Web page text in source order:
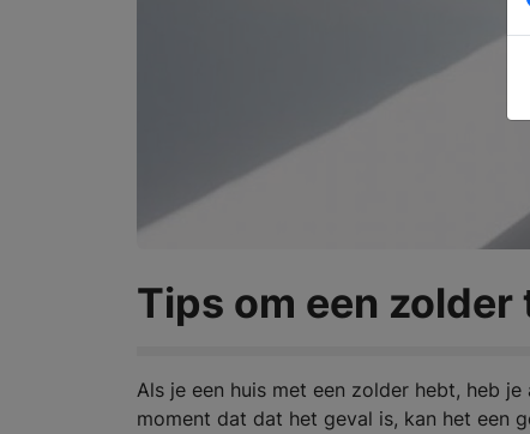
Tips om een
Als je een huis met een zolder hebt, heb
moment dat dat het geval is, kan het een